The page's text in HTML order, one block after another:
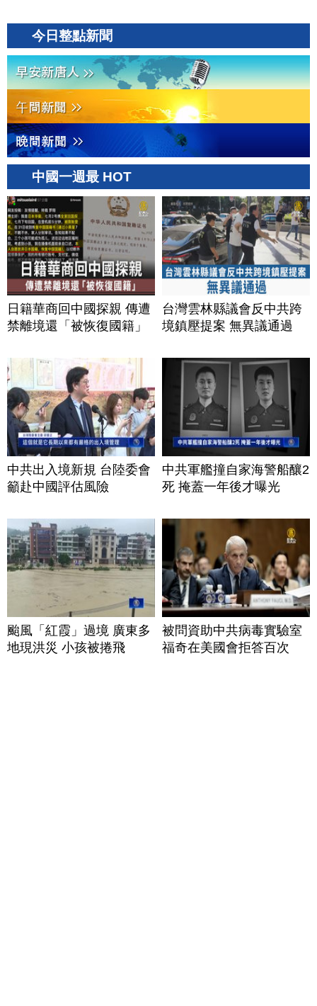
今日整點新聞
中國一週最 HOT
日籍華商回中國探親 傳遭
禁離境還「被恢復國籍」
台灣雲林縣議會反中共跨
境鎮壓提案 無異議通過
中共出入境新規 台陸委會
籲赴中國評估風險
中共軍艦撞自家海警船釀2
死 掩蓋一年後才曝光
颱風「紅霞」過境 廣東多
地現洪災 小孩被捲飛
被問資助中共病毒實驗室
福奇在美國會拒答百次